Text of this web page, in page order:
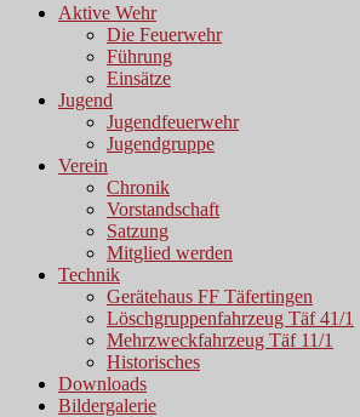
Aktive Wehr
Die Feuerwehr
Führung
Einsätze
Jugend
Jugendfeuerwehr
Jugendgruppe
Verein
Chronik
Vorstandschaft
Satzung
Mitglied werden
Technik
Gerätehaus FF Täfertingen
Löschgruppenfahrzeug Täf 41/1
Mehrzweckfahrzeug Täf 11/1
Historisches
Downloads
Bildergalerie